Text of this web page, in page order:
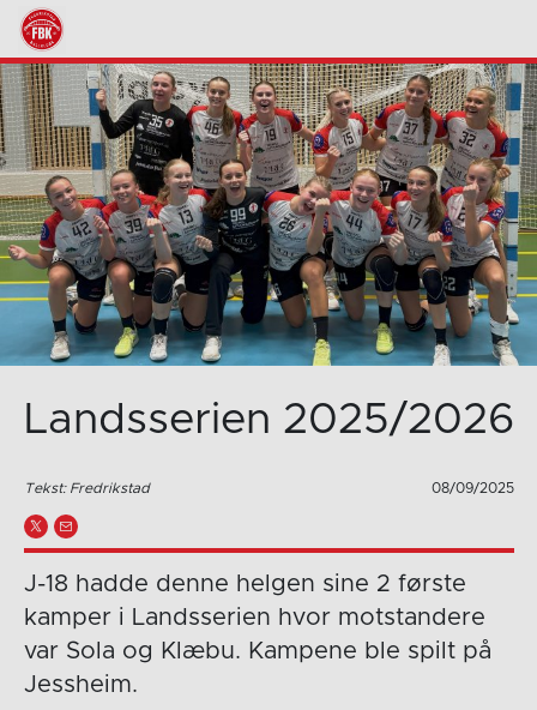
Landsserien 2025/2026
Tekst: Fredrikstad 08/09/2025
J-18 hadde denne helgen sine 2 første
kamper i Landsserien hvor motstandere
var Sola og Klæbu. Kampene ble spilt på
Jessheim.